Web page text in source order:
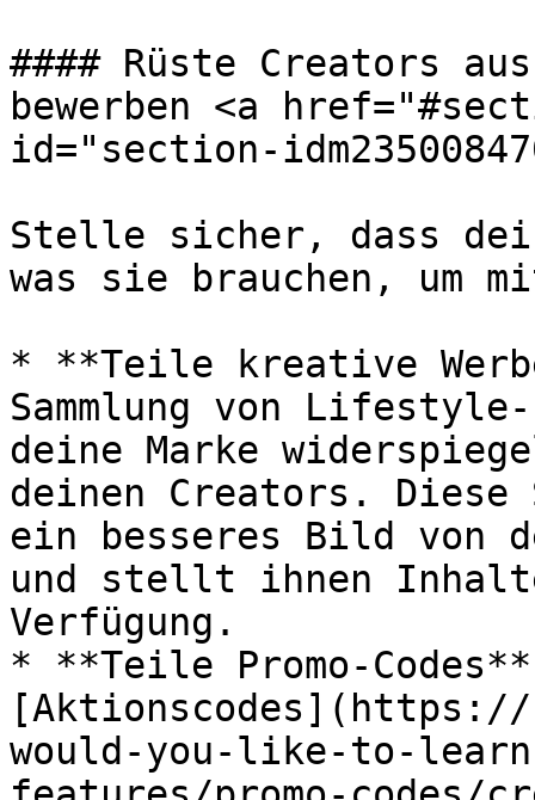
#### Rüste Creators
bewerben <a
id="section-
Stelle sicher, dass
was sie brauchen, um
* **Teile kreative
Sammlung von
deine Marke
deinen Creators. Diese
ein besseres Bild von
und stellt ihnen
Verfügung.
* **Teile Promo-
[Aktionscodes](https://
would-you-like-to-